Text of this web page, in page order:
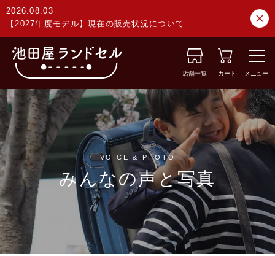
2026.08.03
【2027年度モデル】現在の販売状況について
店舗一覧 カート メニュー
VOICE & PHOTO
みんなの声と写真